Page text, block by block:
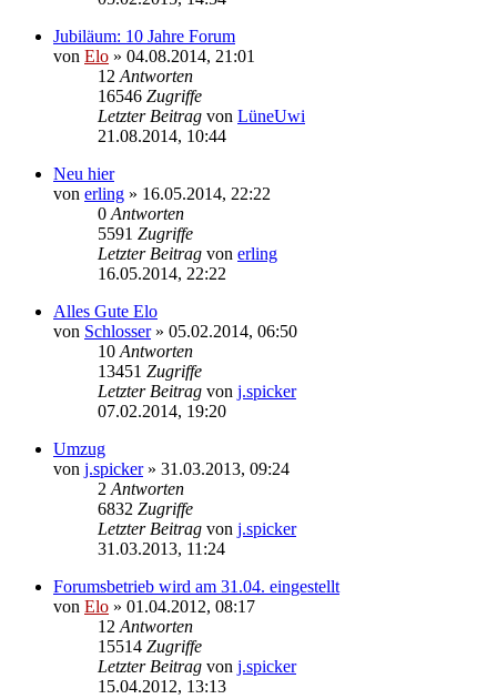
Jubiläum: 10 Jahre Forum
von Elo » 04.08.2014, 21:01
12 Antworten
16546 Zugriffe
Letzter Beitrag von LüneUwi
21.08.2014, 10:44
Neu hier
von erling » 16.05.2014, 22:22
0 Antworten
5591 Zugriffe
Letzter Beitrag von erling
16.05.2014, 22:22
Alles Gute Elo
von Schlosser» 05.02.2014, 06:50
10 Antworten
13451 Zugriffe
Letzter Beitrag von j.spicker
07.02.2014, 19:20
Umzug
von j.spicker» 31.03.2013, 09:24
2 Antworten
6832 Zugriffe
Letzter Beitrag von j.spicker
31.03.2013, 11:24
Forumsbetrieb wird am 31.04. eingestellt
von Elo » 01.04.2012, 08:17
12 Antworten
15514 Zugriffe
Letzter Beitrag von j.spicker
15.04.2012, 13:13